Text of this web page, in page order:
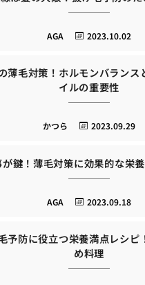
2023.10.02
AGA
薄毛対策！ホルモンバランス
イルの重要性
2023.09.29
かつら
鍵！薄毛対策に効果的な栄
2023.09.18
AGA
予防に役立つ栄養満点レシピ
め料理